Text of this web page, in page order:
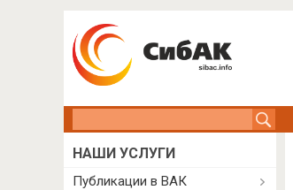
НАШИ УСЛУГИ
Публикации в ВАК